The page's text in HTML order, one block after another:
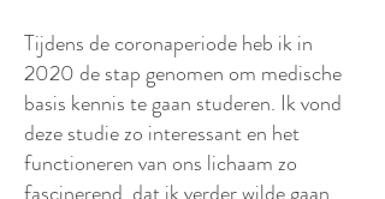
Tijdens de coronaperiode heb ik in
2020 de stap genomen om medische
basis kennis te gaan studeren. Ik vond
deze studie zo interessant en het
functioneren van ons lichaam zo